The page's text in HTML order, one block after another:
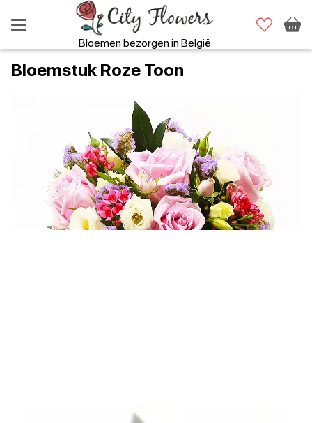
Bloemen bezorgen in België
Bloemstuk Roze Toon